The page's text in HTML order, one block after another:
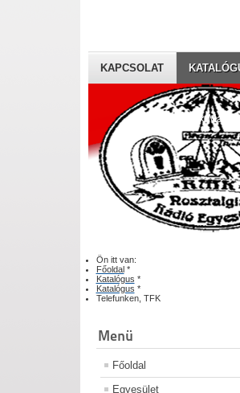
Rádiógyűjtők
KAPCSOLAT
Ön itt van:
Főoldal *
Katalógus *
Katalógus *
Telefunken, TFK
Menü
Főoldal
Egyesület